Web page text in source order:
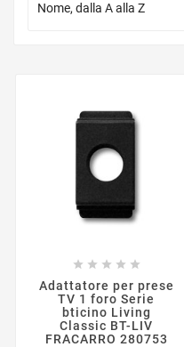
Nome, dalla A alla Z
    
Adattatore per prese
TV 1 foro Serie
bticino Living
Classic BT-LIV
FRACARRO 280753